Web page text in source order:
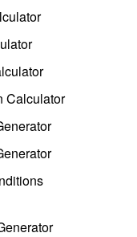
Calculator